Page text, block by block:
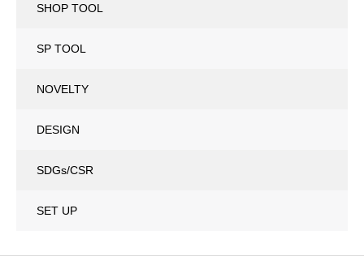
SHOP TOOL
SP TOOL
NOVELTY
DESIGN
SDGs/CSR
SET UP